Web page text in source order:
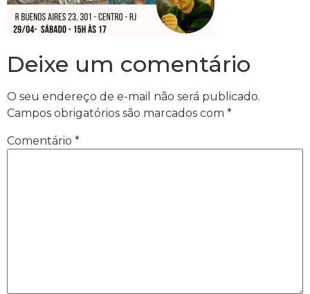
Deixe um comentário
O seu endereço de e-mail não será publicado.
Campos obrigatórios são marcados com *
Comentário *